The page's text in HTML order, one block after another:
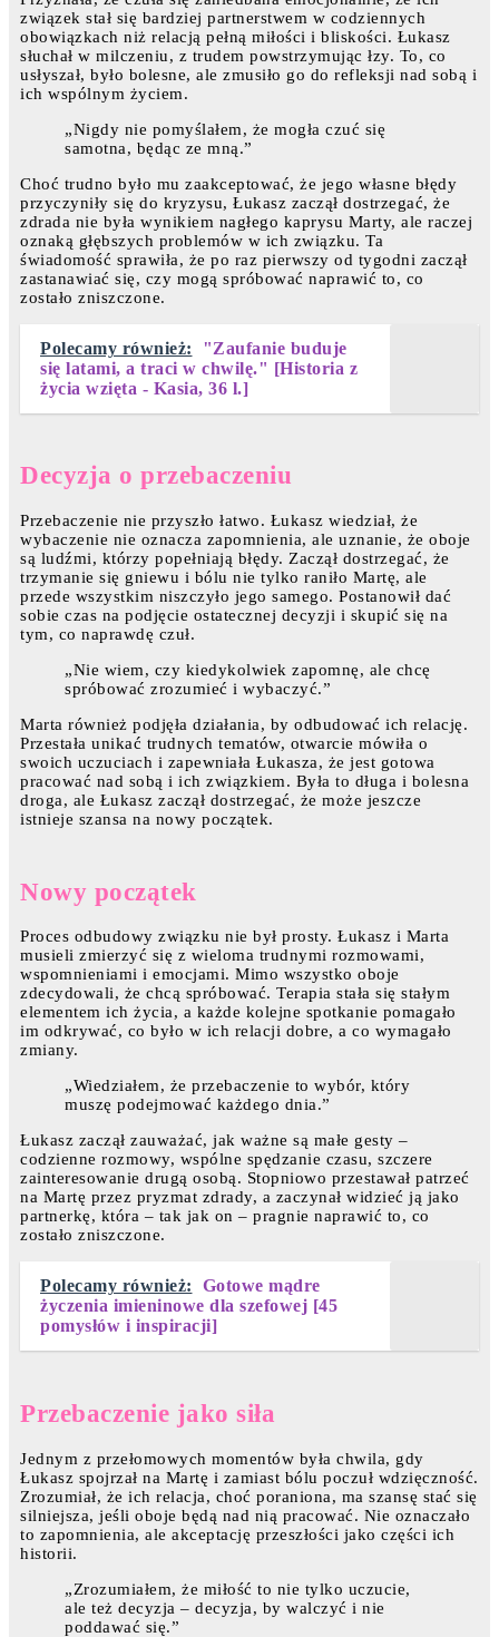
związek stał się bardziej partnerstwem w codziennych
obowiązkach niż relacją pełną miłości i bliskości. Łukasz
słuchał w milczeniu, z trudem powstrzymując łzy. To, co
usłyszał, było bolesne, ale zmusiło go do refleksji nad sobą i
ich wspólnym życiem.
„Nigdy nie pomyślałem, że mogła czuć się
samotna, będąc ze mną.”
Choć trudno było mu zaakceptować, że jego własne błędy
przyczyniły się do kryzysu, Łukasz zaczął dostrzegać, że
zdrada nie była wynikiem nagłego kaprysu Marty, ale raczej
oznaką głębszych problemów w ich związku. Ta
świadomość sprawiła, że po raz pierwszy od tygodni zaczął
zastanawiać się, czy mogą spróbować naprawić to, co
zostało zniszczone.
Polecamy również:
"Zaufanie buduje
się latami, a traci w chwilę." [Historia z
życia wzięta - Kasia, 36 l.]
Decyzja o przebaczeniu
Przebaczenie nie przyszło łatwo. Łukasz wiedział, że
wybaczenie nie oznacza zapomnienia, ale uznanie, że oboje
są ludźmi, którzy popełniają błędy. Zaczął dostrzegać, że
trzymanie się gniewu i bólu nie tylko raniło Martę, ale
przede wszystkim niszczyło jego samego. Postanowił dać
sobie czas na podjęcie ostatecznej decyzji i skupić się na
tym, co naprawdę czuł.
„Nie wiem, czy kiedykolwiek zapomnę, ale chcę
spróbować zrozumieć i wybaczyć.”
Marta również podjęła działania, by odbudować ich relację.
Przestała unikać trudnych tematów, otwarcie mówiła o
swoich uczuciach i zapewniała Łukasza, że jest gotowa
pracować nad sobą i ich związkiem. Była to długa i bolesna
droga, ale Łukasz zaczął dostrzegać, że może jeszcze
istnieje szansa na nowy początek.
Nowy początek
Proces odbudowy związku nie był prosty. Łukasz i Marta
musieli zmierzyć się z wieloma trudnymi rozmowami,
wspomnieniami i emocjami. Mimo wszystko oboje
zdecydowali, że chcą spróbować. Terapia stała się stałym
elementem ich życia, a każde kolejne spotkanie pomagało
im odkrywać, co było w ich relacji dobre, a co wymagało
zmiany.
„Wiedziałem, że przebaczenie to wybór, który
muszę podejmować każdego dnia.”
Łukasz zaczął zauważać, jak ważne są małe gesty –
codzienne rozmowy, wspólne spędzanie czasu, szczere
zainteresowanie drugą osobą. Stopniowo przestawał patrzeć
na Martę przez pryzmat zdrady, a zaczynał widzieć ją jako
partnerkę, która – tak jak on – pragnie naprawić to, co
zostało zniszczone.
Polecamy również:
Gotowe mądre
życzenia imieninowe dla szefowej [45
pomysłów i inspiracji]
Przebaczenie jako siła
Jednym z przełomowych momentów była chwila, gdy
Łukasz spojrzał na Martę i zamiast bólu poczuł wdzięczność.
Zrozumiał, że ich relacja, choć poraniona, ma szansę stać się
silniejsza, jeśli oboje będą nad nią pracować. Nie oznaczało
to zapomnienia, ale akceptację przeszłości jako części ich
historii.
„Zrozumiałem, że miłość to nie tylko uczucie,
ale też decyzja – decyzja, by walczyć i nie
poddawać się.”